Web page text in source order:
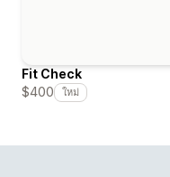
Fit Check
$400
ใหม่